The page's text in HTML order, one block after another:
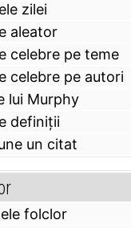
zilei
aleator
celebre pe teme
celebre pe autori
lui Murphy
definiţii
un citat
folclor